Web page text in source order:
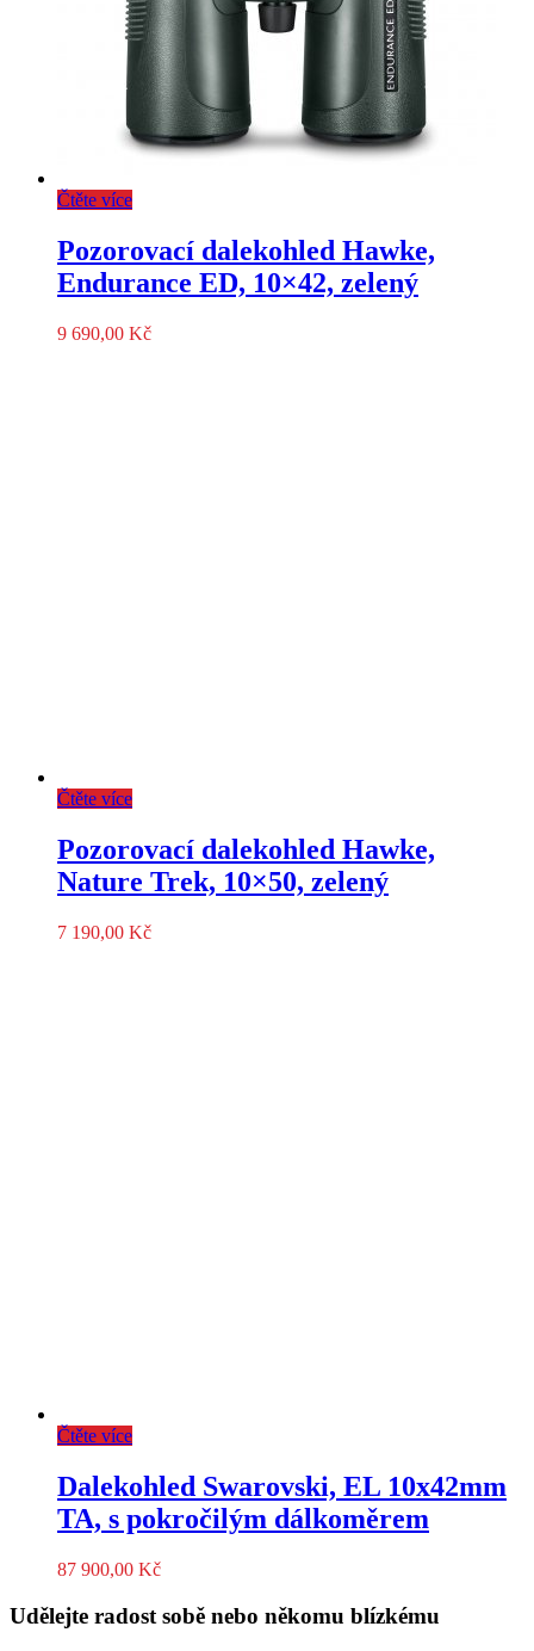
Čtěte více
Pozorovací dalekohled Hawke,
Endurance ED, 10×42, zelený
9 690,00 Kč
Čtěte více
Pozorovací dalekohled Hawke,
Nature Trek, 10×50, zelený
7 190,00 Kč
Čtěte více
Dalekohled Swarovski, EL 10x42mm
TA, s pokročilým dálkoměrem
87 900,00 Kč
Udělejte radost sobě nebo někomu blízkému